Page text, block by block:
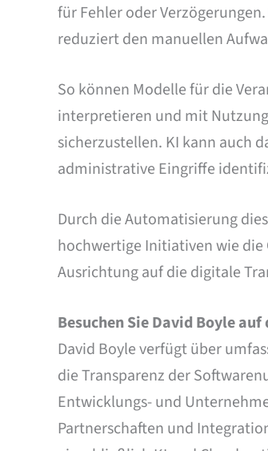
für Fehler oder
reduziert den manuellen
So können Modelle für die
interpretieren und mit
sicherzustellen. KI kann auch
administrative Eingriffe
Durch die Automatisierung
hochwertige Initiativen wie
Ausrichtung auf die digitale
Besuchen Sie David Boyle auf
David Boyle verfügt über
die Transparenz der
Entwicklungs- und
Partnerschaften und